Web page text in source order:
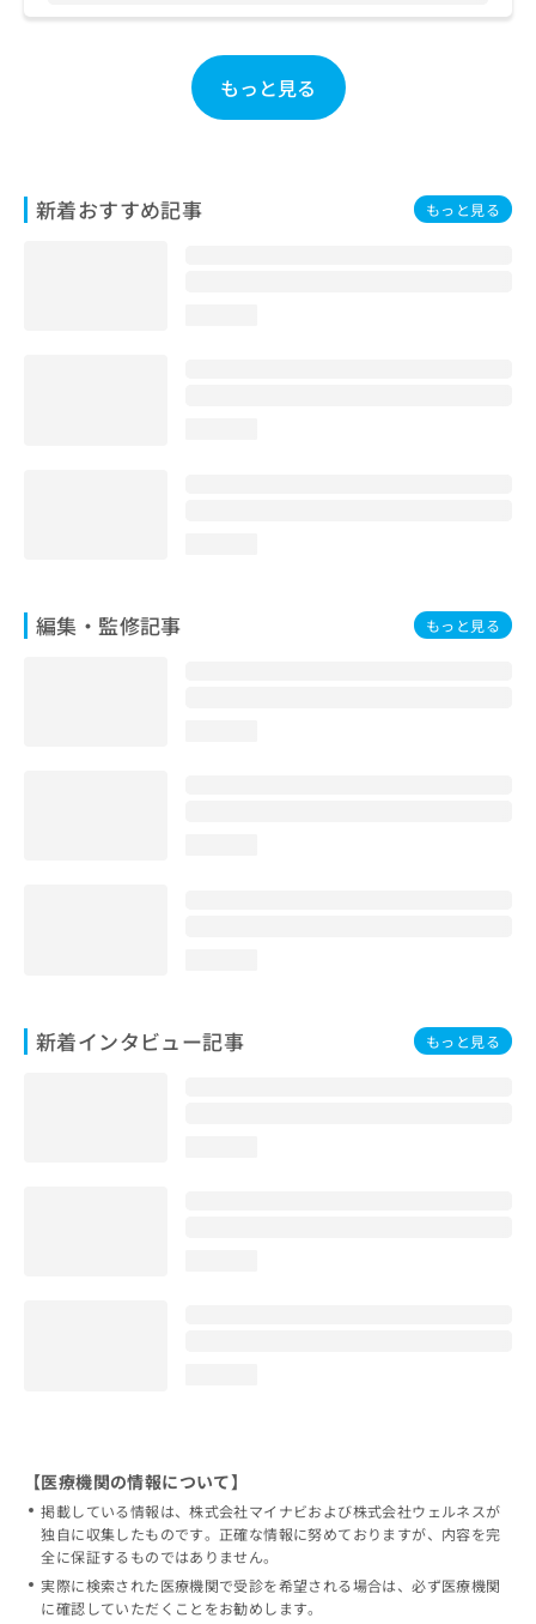
もっと見る
新着おすすめ記事 もっと見る
編集・監修記事 もっと見る
新着インタビュー記事 もっと見る
お
ち
【医療機関の情報について】
掲載している情報は、株式会社マイナビおよび株式会社ウェルネスが
独自に収集したものです。正確な情報に努めておりますが、内容を完
全に保証するものではありません。
実際に検索された医療機関で受診を希望される場合は、必ず医療機関
に確認していただくことをお勧めします。